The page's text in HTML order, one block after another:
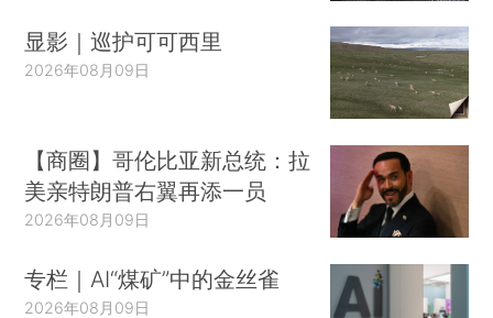
显影｜巡护可可西里
2026年08月09日
【商圈】哥伦比亚新总统：拉
美亲特朗普右翼再添一员
2026年08月09日
专栏｜AI“煤矿”中的金丝雀
2026年08月09日